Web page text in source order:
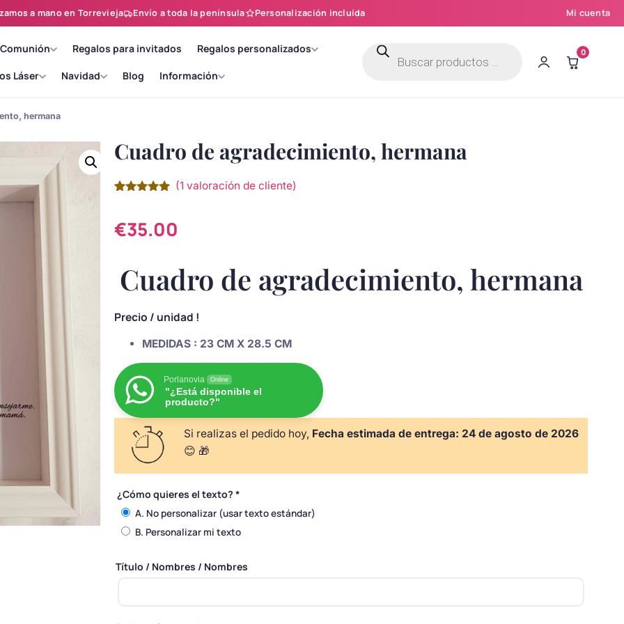
a mano en Torrevieja Envío a toda la península Personalización incluida Mi cuenta
Regalos para invitados Regalos personalizados
Láser Navidad Blog Información
Búsqueda
productos
0
hermana
Cuadro de agradecimiento, hermana
5 en base
avaloración
(1 valoración de cliente)
€35.00
Cuadro de agradecimiento, hermana
Precio / unidad !
MEDIDAS : 23 CM X 28.5 CM
Porlanovia Online
"¿Está disponible el
producto?"
Si realizas el pedido hoy, Fecha estimada de entrega: 24 de agosto de 2026
😊 🎁
¿Cómo quieres el texto? *
A. No personalizar (usar texto estándar)
B. Personalizar mi texto
Título / Nombres / Nombres